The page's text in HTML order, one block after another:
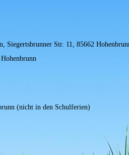
Siegertsbrunner Str. 11, 85662
(nicht in den Schulferien)